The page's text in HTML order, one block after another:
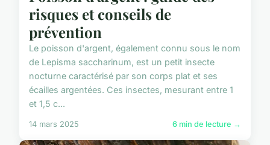
risques et conseils de
prévention
Le poisson d'argent, également connu sous le nom
de Lepisma saccharinum, est un petit insecte
nocturne caractérisé par son corps plat et ses
écailles argentées. Ces insectes, mesurant entre 1
et 1,5 c...
14 mars 2025 6 min de lecture →